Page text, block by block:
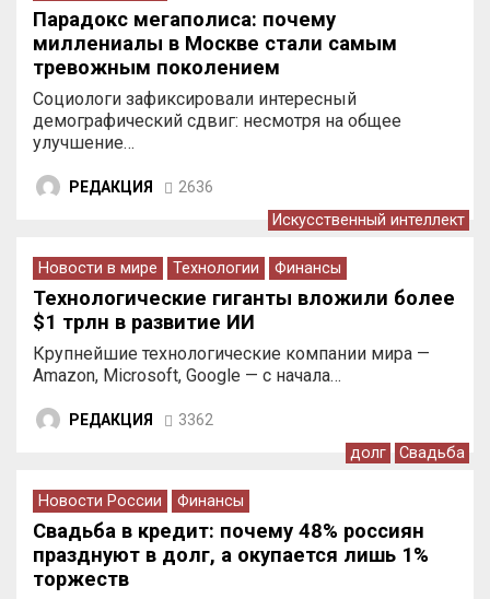
Парадокс мегаполиса: почему
миллениалы в Москве стали самым
тревожным поколением
Социологи зафиксировали интересный
демографический сдвиг: несмотря на общее
улучшение…
РЕДАКЦИЯ 2636
Искусственный интеллект
Новости в мире Технологии Финансы
Технологические гиганты вложили более
$1 трлн в развитие ИИ
Крупнейшие технологические компании мира —
Amazon, Microsoft, Google — с начала…
РЕДАКЦИЯ 3362
долг Свадьба
Новости России Финансы
Свадьба в кредит: почему 48% россиян
празднуют в долг, а окупается лишь 1%
торжеств